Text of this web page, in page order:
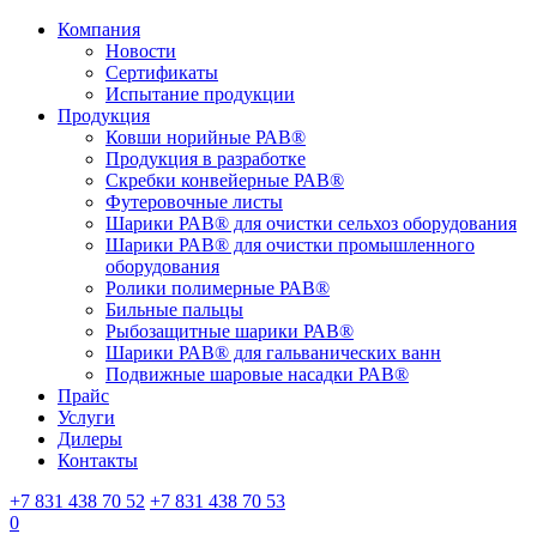
Компания
Новости
Сертификаты
Испытание продукции
Продукция
Ковши норийные РАВ®
Продукция в разработке
Скребки конвейерные РАВ®
Футеровочные листы
Шарики РАВ® для очистки сельхоз оборудования
Шарики РАВ® для очистки промышленного
оборудования
Ролики полимерные РАВ®
Бильные пальцы
Рыбозащитные шарики РАВ®
Шарики РАВ® для гальванических ванн
Подвижные шаровые насадки РАВ®
Прайс
Услуги
Дилеры
Контакты
+7 831 438 70 52 +7 831 438 70 53
0